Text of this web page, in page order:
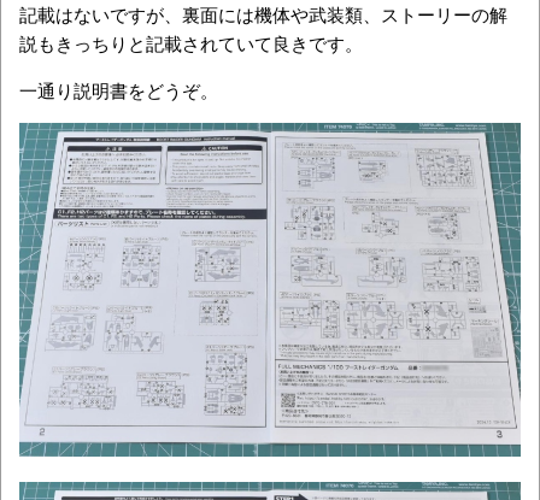
記載はないですが、裏面には機体や武装類、ストーリーの解
説もきっちりと記載されていて良きです。
一通り説明書をどうぞ。